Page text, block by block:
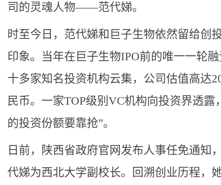
司的灵魂人物——范代娣。
时至今日，范代娣和巨子生物依然留给创
印象。当年在巨子生物IPO前的唯一一轮
十多家知名投资机构云集，公司估值高达
民币。一家TOP级别VC机构向投资界透露
的投资份额要靠抢”。
日前，陕西省政府官网发布人事任免通知
代娣为西北大学副校长。回溯创业历程，